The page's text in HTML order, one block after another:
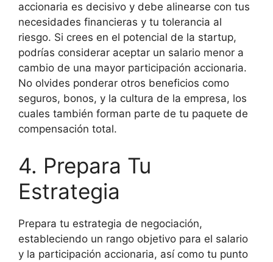
accionaria es decisivo y debe alinearse con tus
necesidades financieras y tu tolerancia al
riesgo. Si crees en el potencial de la startup,
podrías considerar aceptar un salario menor a
cambio de una mayor participación accionaria.
No olvides ponderar otros beneficios como
seguros, bonos, y la cultura de la empresa, los
cuales también forman parte de tu paquete de
compensación total.
4. Prepara Tu
Estrategia
Prepara tu estrategia de negociación,
estableciendo un rango objetivo para el salario
y la participación accionaria, así como tu punto